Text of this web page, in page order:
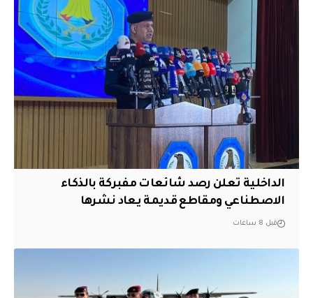
الداخلية تعلن رصد شائعات مفبركة بالذكاء
الاصطناعي ومقاطع قديمة يعاد نشرها
قبل 8 ساعات